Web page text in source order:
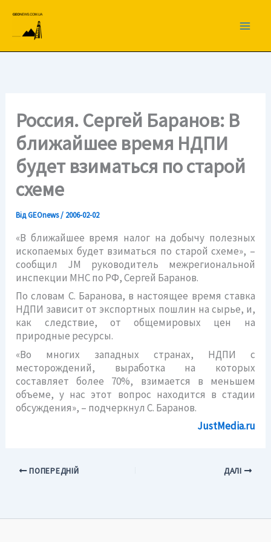
вмісту
Россия. Сергей Баранов: В
ближайшее время НДПИ
будет взиматься по старой
схеме
ВідGEOnews/ 2006-02-02
«В ближайшее время налог на добычу полезных
ископаемых будет взиматься по старой схеме», –
сообщил JM руководитель межрегиональной
инспекции МНС по РФ, Сергей Баранов.
По словам С. Баранова, в настоящее время ставка
НДПИ зависит от экспортных пошлин на сырье, и,
как следствие, от общемировых цен на
природные ресурсы.
«Во многих западных странах, НДПИ с
месторождений, выработка на которых
составляет более 70%, взимается в меньшем
объеме, у нас этот вопрос находится в стадии
обсуждения», – подчеркнул С. Баранов.
JustMedia.ru
ПОПЕРЕДНІЙ ДАЛІ